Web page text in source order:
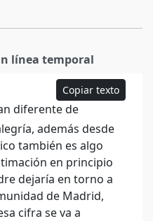
línea temporal
Copiar texto
diferente de
además desde
también es algo
en principio
dejaría en torno a
de Madrid,
cifra se va a